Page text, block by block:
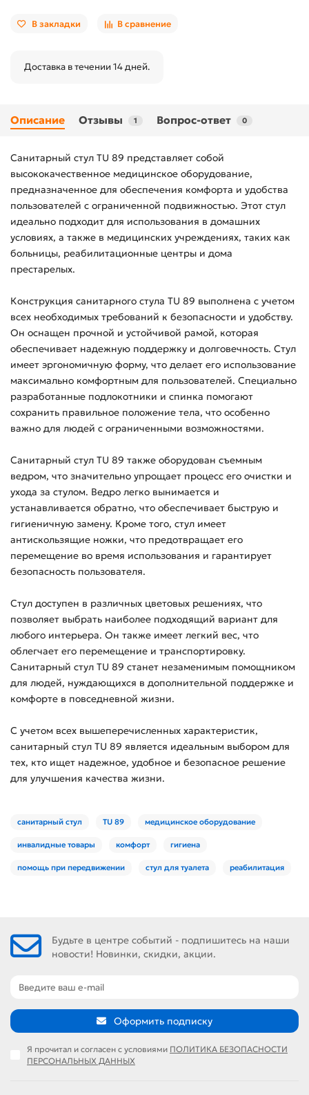
В закладки В сравнение
Доставка в течении 14 дней.
Описание Отзывы 1 Вопрос-ответ 0
Санитарный стул TU 89 представляет собой
высококачественное медицинское оборудование,
предназначенное для обеспечения комфорта и удобства
пользователей с ограниченной подвижностью. Этот стул
идеально подходит для использования в домашних
условиях, а также в медицинских учреждениях, таких как
больницы, реабилитационные центры и дома
престарелых.
Конструкция санитарного стула TU 89 выполнена с учетом
всех необходимых требований к безопасности и удобству.
Он оснащен прочной и устойчивой рамой, которая
обеспечивает надежную поддержку и долговечность. Стул
имеет эргономичную форму, что делает его использование
максимально комфортным для пользователей. Специально
разработанные подлокотники и спинка помогают
сохранить правильное положение тела, что особенно
важно для людей с ограниченными возможностями.
Санитарный стул TU 89 также оборудован съемным
ведром, что значительно упрощает процесс его очистки и
ухода за стулом. Ведро легко вынимается и
устанавливается обратно, что обеспечивает быструю и
гигиеничную замену. Кроме того, стул имеет
антискользящие ножки, что предотвращает его
перемещение во время использования и гарантирует
безопасность пользователя.
Стул доступен в различных цветовых решениях, что
позволяет выбрать наиболее подходящий вариант для
любого интерьера. Он также имеет легкий вес, что
облегчает его перемещение и транспортировку.
Санитарный стул TU 89 станет незаменимым помощником
для людей, нуждающихся в дополнительной поддержке и
комфорте в повседневной жизни.
С учетом всех вышеперечисленных характеристик,
санитарный стул TU 89 является идеальным выбором для
тех, кто ищет надежное, удобное и безопасное решение
для улучшения качества жизни.
санитарный стул TU 89 медицинское оборудование
инвалидные товары комфорт гигиена
помощь при передвижении стул для туалета реабилитация
Будьте в центре событий - подпишитесь на наши
новости! Новинки, скидки, акции.
Оформить подписку
Я прочитал и согласен с условиями ПОЛИТИКА БЕЗОПАСНОСТИ
ПЕРСОНАЛЬНЫХ ДАННЫХ